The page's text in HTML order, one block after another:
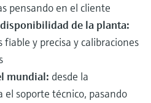
pensando en el cliente
de la planta:
fiable y precisa y calibraciones
mundial: desde la
soporte técnico, pasando